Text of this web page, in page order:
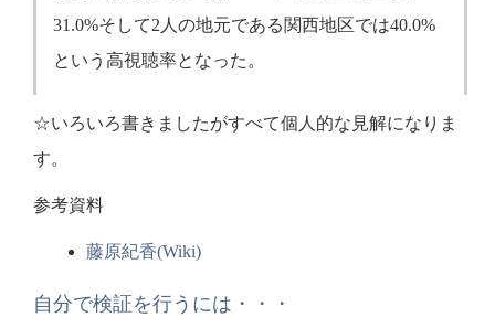
31.0%そして2人の地元である関西地区では40.0%
という高視聴率となった。
☆いろいろ書きましたがすべて個人的な見解になりま
す。
参考資料
藤原紀香(Wiki)
自分で検証を行うには・・・